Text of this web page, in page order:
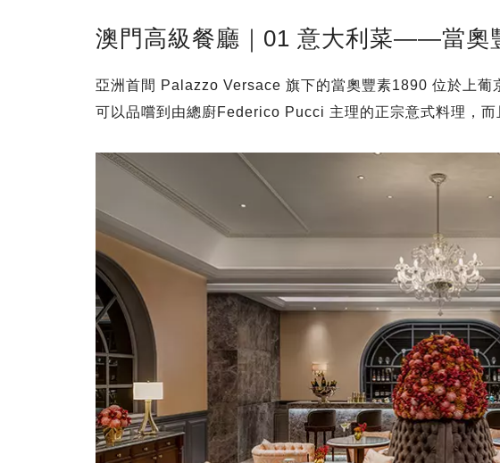
澳門高級餐廳｜01 意大利菜——當奧
亞洲首間 Palazzo Versace 旗下的當奧豐素1890 位於上
可以品嚐到由總廚Federico Pucci 主理的正宗意式料理，而